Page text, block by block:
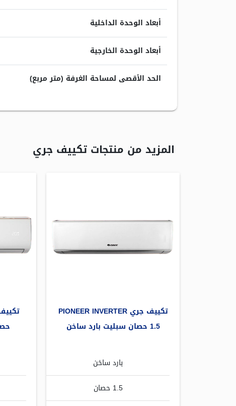
أبعاد الوحدة الداخلية
أبعاد الوحدة الخارجية
الحد الأقصى لمساحة الغرفة (متر مربع)
المزيد من منتجات تكييف جري
تكييف جري PIONEER INVERTER
1.5 حصان سبليت بارد ساخن
بارد ساخن
1.5 حصان